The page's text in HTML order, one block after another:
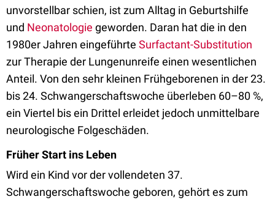
unvorstellbar schien, ist zum Alltag in Geburtshilfe
und Neonatologie geworden. Daran hat die in den
1980er Jahren eingeführte Surfactant-Substitution
zur Therapie der Lungenunreife einen wesentlichen
Anteil. Von den sehr kleinen Frühgeborenen in der 23.
bis 24. Schwangerschaftswoche überleben 60–80 %,
ein Viertel bis ein Drittel erleidet jedoch unmittelbare
neurologische Folgeschäden.
Früher Start ins Leben
Wird ein Kind vor der vollendeten 37.
Schwangerschaftswoche geboren, gehört es zum